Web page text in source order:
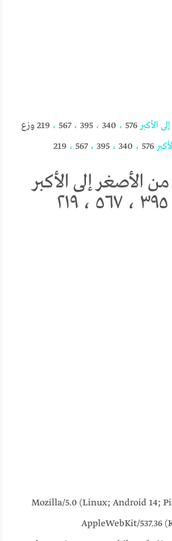
إلى الأكبر576 ، ، 395 ، 567 ،
219 وزع
576 ، ، 395 ، 567 ، 219
الأصغر إلى الأكبر
216.73.216.196 Mozilla/5.0 (Linux; Android
AppleWebKit/537.36